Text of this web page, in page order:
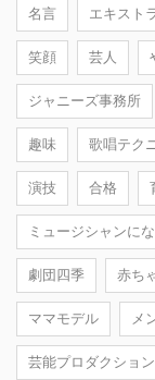
名言 エキスト
笑顔 芸人
ジャニーズ事務所
趣味 歌唱テク
演技 合格
ミュージシャンに
劇団四季 赤ち
ママモデル メ
芸能プロダクション